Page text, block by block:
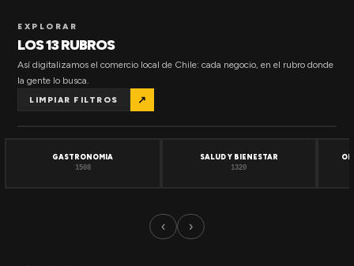
EXPLORAR
LOS 13 RUBROS
Así digitalizamos el comercio local de Chile: cada negocio, en el rubro donde
la gente lo busca.
LIMPIAR FILTROS ↗
GASTRONOMIA
1508
SALUD Y BIENESTAR
1320
‹ ›